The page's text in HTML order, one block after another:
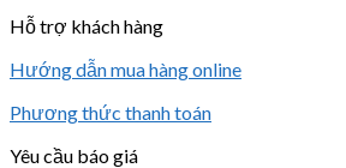
Hỗ trợ khách hàng
Hướng dẫn mua hàng online
Phương thức thanh toán
Yêu cầu báo giá